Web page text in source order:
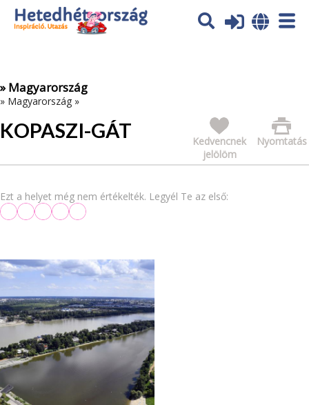
Az oldal sütiket (cookies) használ. További tájékoztatás itt:
Adatvédelmi tájékoztató
» Magyarország
» Magyarország »
KOPASZI-GÁT Nyomtatás
Kedvencnek
jelölöm
Ezt a helyet még nem értékelték. Legyél Te az első: